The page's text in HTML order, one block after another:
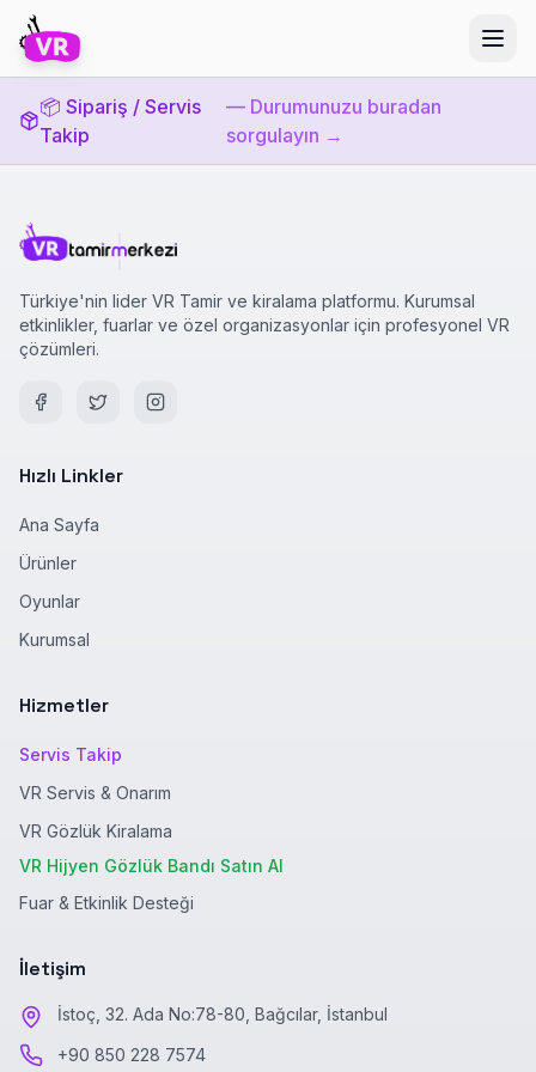
📦 Sipariş / Servis
Takip
— Durumunuzu buradan
sorgulayın →
Türkiye'nin lider VR Tamir ve kiralama platformu. Kurumsal
etkinlikler, fuarlar ve özel organizasyonlar için profesyonel VR
çözümleri.
Hızlı Linkler
Ana Sayfa
Ürünler
Oyunlar
Kurumsal
Hizmetler
Servis Takip
VR Servis & Onarım
VR Gözlük Kiralama
VR Hijyen Gözlük Bandı Satın Al
Fuar & Etkinlik Desteği
İletişim
İstoç, 32. Ada No:78-80, Bağcılar, İstanbul
+90 850 228 7574